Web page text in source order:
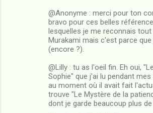
@Anonyme : merci pour ton
bravo pour ces belles
lesquelles je me reconnais
Murakami mais c'est parce que
(encore ?).
@Lilly : tu as l'oeil fin. Eh oui,
Sophie" que j'ai lu pendant mes
au moment où il avait fait
trouve "Le Mystère de la
dont je garde beaucoup plus de